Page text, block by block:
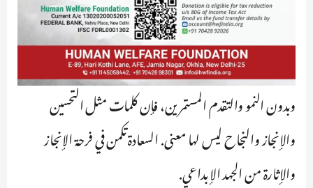
وبدون النمو والتقدم المستمرين، فإن كلمات مثل التحسين
والإنجاز والنجاح ليس لها معنى. السعادة تكمن في فرحة الإنجاز
والإثارة من الجهد الإبداعي.